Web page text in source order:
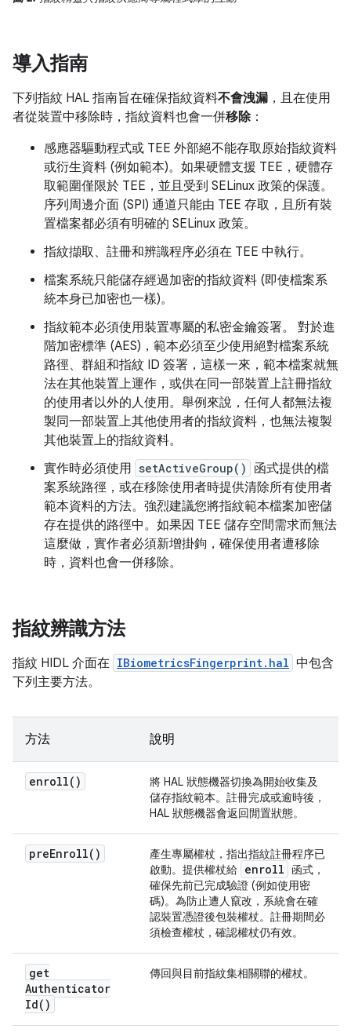
導入指南
下列指紋 HAL 指南旨在確保指紋資料不會洩漏 ，且在使用
者從裝置中移除時，指紋資料也會一併移除：
感應器驅動程式或 TEE 外部絕不能存取原始指紋資料
或衍生資料 (例如範本)。如果硬體支援 TEE，硬體存
取範圍僅限於 TEE，並且受到 SELinux 政策的保護。
序列周邊介面 (SPI) 通道只能由 TEE 存取，且所有裝
置檔案都必須有明確的 SELinux 政策。
指紋擷取、註冊和辨識程序必須在 TEE 中執行。
檔案系統只能儲存經過加密的指紋資料 (即使檔案系
統本身已加密也一樣)。
指紋範本必須使用裝置專屬的私密金鑰簽署。 對於進
階加密標準 (AES)，範本必須至少使用絕對檔案系統
路徑、群組和指紋 ID 簽署，這樣一來，範本檔案就無
法在其他裝置上運作，或供在同一部裝置上註冊指紋
的使用者以外的人使用。舉例來說，任何人都無法複
製同一部裝置上其他使用者的指紋資料，也無法複製
其他裝置上的指紋資料。
實作時必須使用 setActiveGroup()
函式提供的檔
案系統路徑，或在移除使用者時提供清除所有使用者
範本資料的方法。強烈建議您將指紋範本檔案加密儲
存在提供的路徑中。如果因 TEE 儲存空間需求而無法
這麼做，實作者必須新增掛鉤，確保使用者遭移除
時，資料也會一併移除。
指紋辨識方法
指紋 HIDL 介面在 IBiometricsFingerprint.hal 中包含
下列主要方法。
方法 說明
enroll( )
將 HAL 狀態機器切換為開始收集及
儲存指紋範本。註冊完成或逾時後，
HAL 狀態機器會返回閒置狀態。
preEnroll( )
產生專屬權杖，指出指紋註冊程序已
啟動。提供權杖給 enroll
函式，
確保先前已完成驗證 (例如使用密
碼)。為防止遭人竄改，系統會在確
認裝置憑證後包裝權杖。註冊期間必
須檢查權杖，確認權杖仍有效。
get
Authenticator
Id( )
傳回與目前指紋集相關聯的權杖。